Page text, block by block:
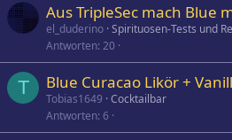
Aus TripleSec mach Blue
el_duderino Spirituosen-Tests und
Antworten 20
T Blue Curacao Likör +
Tobias1649 Cocktailbar
Antworten 6